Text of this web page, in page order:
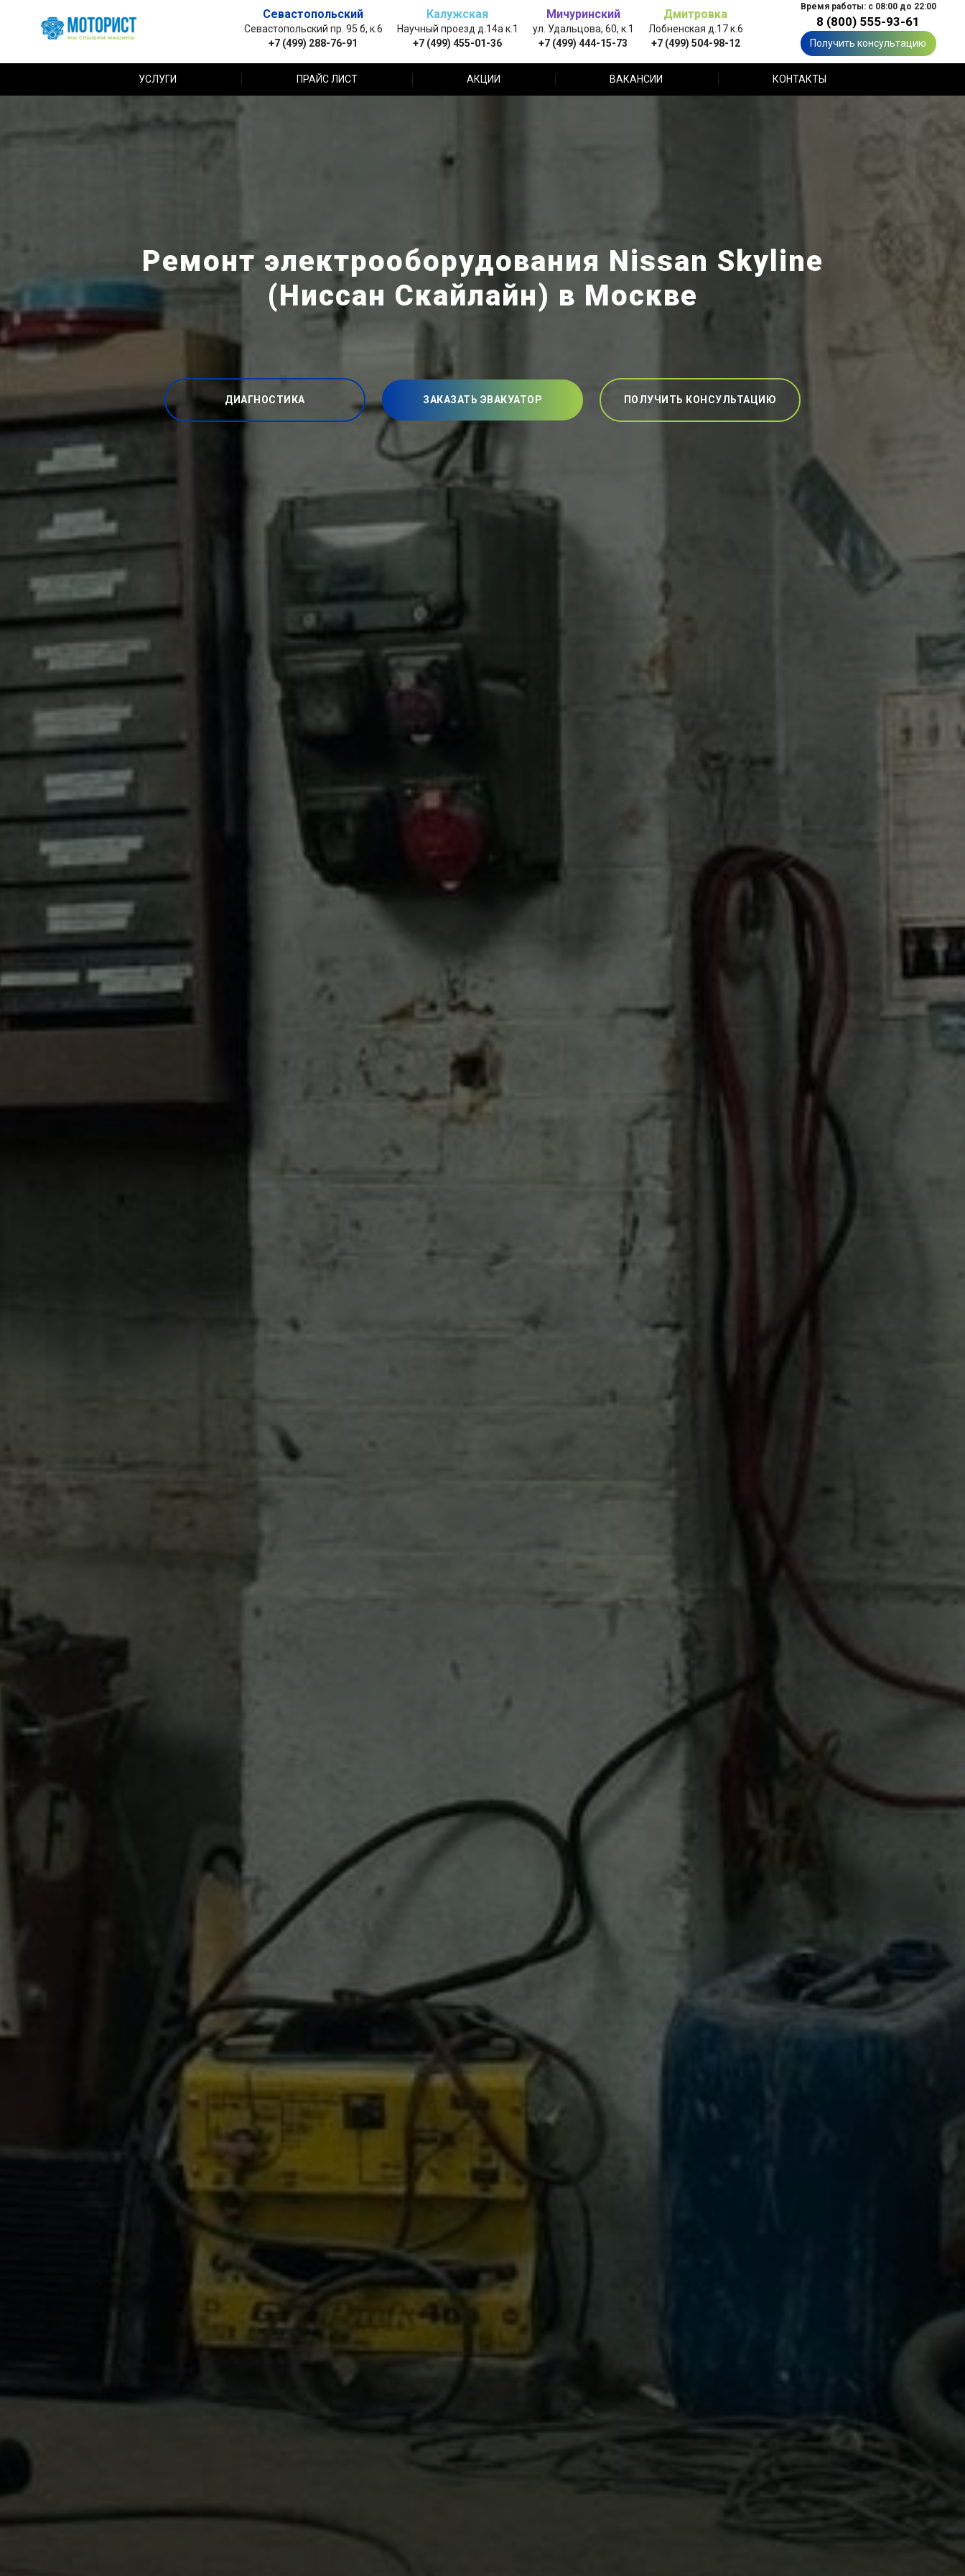
Севастопольский
Севастопольский пр. 95 б, к.6
+7 (499) 288-76-91
Калужская
Научный проезд д.14а к.1
+7 (499) 455-01-36
Мичуринский
ул. Удальцова, 60, к.1
+7 (499) 444-15-73
Дмитровка
Лобненская д.17 к.6
+7 (499) 504-98-12
Время работы: с 08:00 до 22:00
8 (800) 555-93-61
Получить консультацию
УСЛУГИ ПРАЙС ЛИСТ АКЦИИ ВАКАНСИИ КОНТАКТЫ
Ремонт электрооборудования Nissan Skyline
(Ниссан Скайлайн) в Москве
ДИАГНОСТИКА ЗАКАЗАТЬ ЭВАКУАТОР ПОЛУЧИТЬ КОНСУЛЬТАЦИЮ